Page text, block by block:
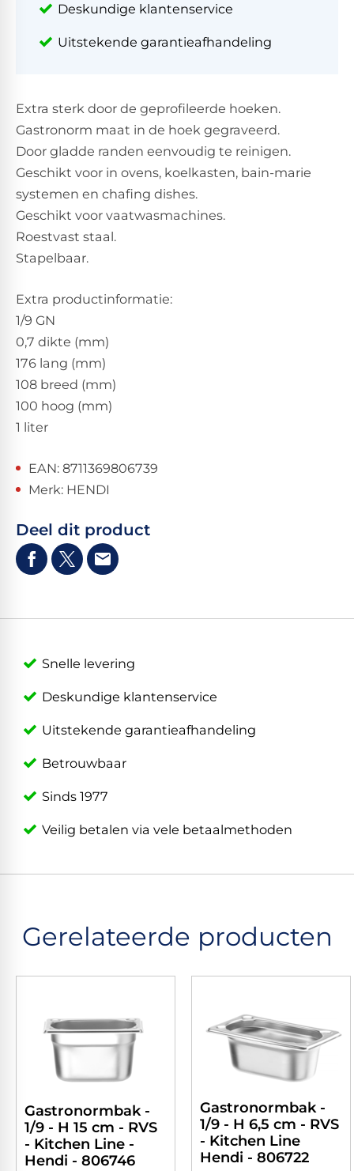
Deskundige klantenservice
Uitstekende garantieafhandeling
Extra sterk door de geprofileerde hoeken.
Gastronorm maat in de hoek gegraveerd.
Door gladde randen eenvoudig te reinigen.
Geschikt voor in ovens, koelkasten, bain-marie
systemen en chafing dishes.
Geschikt voor vaatwasmachines.
Roestvast staal.
Stapelbaar.
Extra productinformatie:
1/9 GN
0,7 dikte (mm)
176 lang (mm)
108 breed (mm)
100 hoog (mm)
1 liter
EAN: 8711369806739
Merk: HENDI
Deel dit product
Snelle levering
Deskundige klantenservice
Uitstekende garantieafhandeling
Betrouwbaar
Sinds 1977
Veilig betalen via vele betaalmethoden
Gerelateerde producten
Gastronormbak -
1/9 - H 15 cm - RVS
- Kitchen Line -
Hendi - 806746
Gastronormbak -
1/9 - H 6,5 cm - RVS
- Kitchen Line
Hendi - 806722